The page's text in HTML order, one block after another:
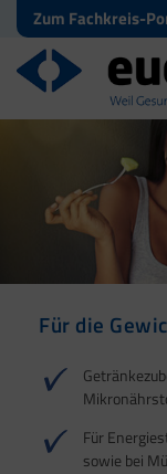
Zum Fachkreis-
Für die
Für
sowie bei
Für den